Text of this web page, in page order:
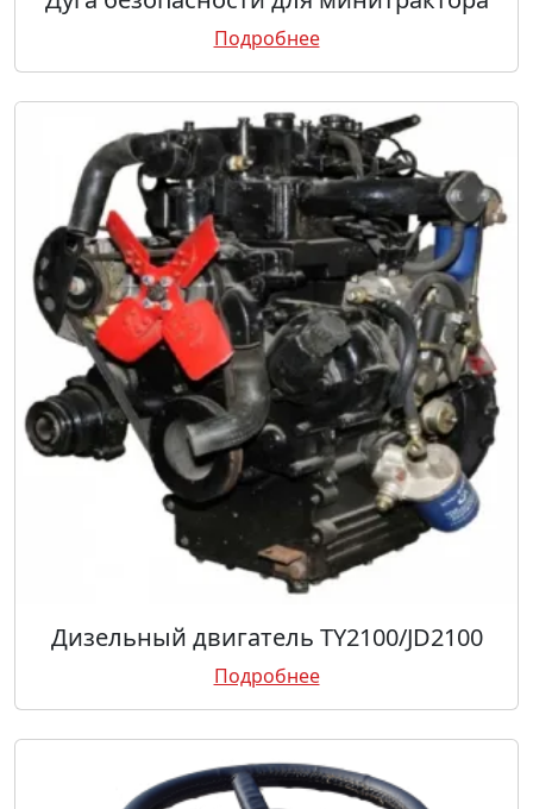
Подробнее
Дизельный двигатель TY2100/JD2100
Подробнее